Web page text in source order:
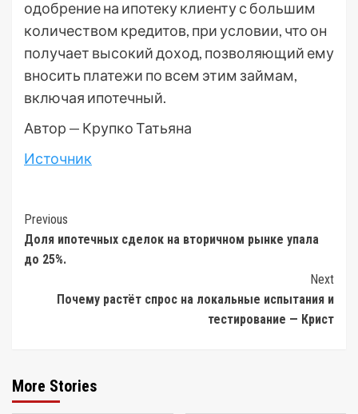
одобрение на ипотеку клиенту с большим
количеством кредитов, при условии, что он
получает высокий доход, позволяющий ему
вносить платежи по всем этим займам,
включая ипотечный.
Автор — Крупко Татьяна
Источник
Post
Navigation
Previous
Доля ипотечных сделок на вторичном рынке упала
до 25%.
Next
Почему растёт спрос на локальные испытания и
тестирование — Крист
More Stories